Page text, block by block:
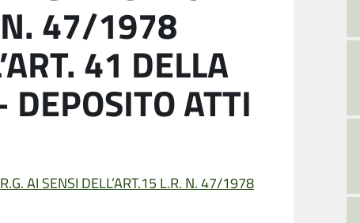
N. 47/1978
41 DELLA
ATTI
AI SENSI DELL’ART.15 L.R. N. 47/1978